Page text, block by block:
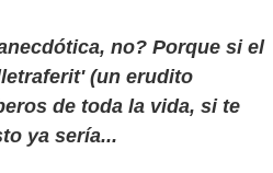
no? Porque si el
(un erudito
de toda la vida, si te
ya sería...